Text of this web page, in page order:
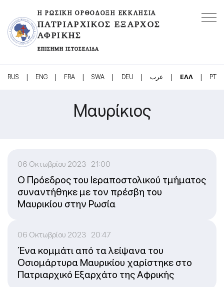
Η ΡΩΣΙΚΉ ΟΡΘΌΔΟΞΗ ΕΚΚΛΗΣΊΑ
ΠΑΤΡΙΑΡΧΙΚΌΣ ΈΞΑΡΧΟΣ
ΑΦΡΙΚΉΣ
ΕΠΊΣΗΜΗ ΙΣΤΟΣΕΛΊΔΑ
RUS | ENG | FRA | SWA | DEU | عرب | ΕΛΛ | PT
Μαυρίκιος
06 Οκτωβρίου 2023 21:00
Ο Πρόεδρος του Ιεραποστολικού τμήματος
συναντήθηκε με τον πρέσβη του
Μαυρικίου στην Ρωσία
06 Οκτωβρίου 2023 20:47
Ένα κομμάτι από τα λείψανα του
Οσιομάρτυρα Μαυρικίου χαρίστηκε στο
Πατριαρχικό Εξαρχάτο της Αφρικής